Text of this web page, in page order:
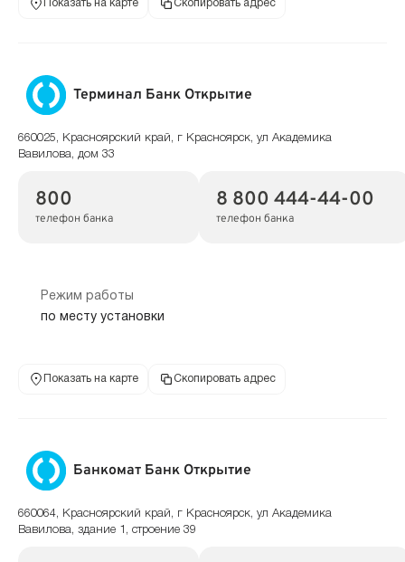
Показать на карте Скопировать адрес
Терминал Банк Открытие
660025, Красноярский край, г Красноярск, ул Академика
Вавилова, дом 33
800
телефон банка
8 800 444-44-00
телефон банка
Режим работы
по месту установки
Показать на карте Скопировать адрес
Банкомат Банк Открытие
660064, Красноярский край, г Красноярск, ул Академика
Вавилова, здание 1, строение 39